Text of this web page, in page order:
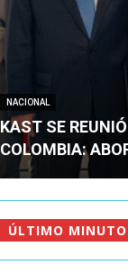
NACIONAL
KAST SE
COLOMBIA:
ÚLTIMO MINUTO